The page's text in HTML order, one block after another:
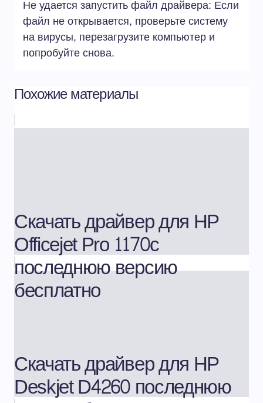
Не удается запустить файл драйвера: Если
файл не открывается, проверьте систему
на вирусы, перезагрузите компьютер и
попробуйте снова.
Похожие материалы
Скачать драйвер для HP
Officejet Pro 1170c
последнюю версию
бесплатно
Скачать драйвер для HP
Deskjet D4260 последнюю